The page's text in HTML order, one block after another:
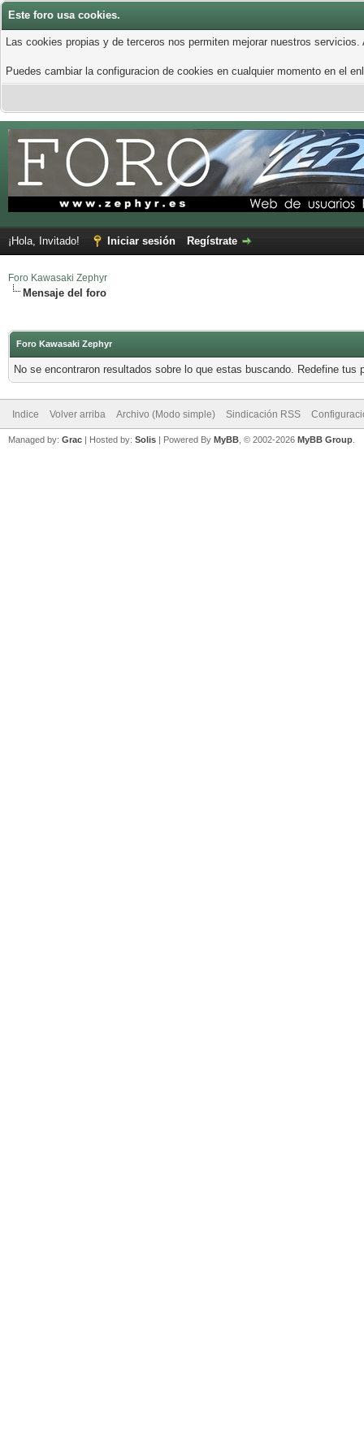
Este foro usa cookies.
Las cookies propias y de terceros nos permiten mejorar nuestros
Puedes cambiar la configuracion de cookies en cualquier momento en el
¡Hola, Invitado! Iniciar sesión Regístrate
Foro Kawasaki Zephyr
Mensaje del foro
Foro Kawasaki Zephyr
No se encontraron resultados sobre lo que estas buscando. Redefine tus
Indice Volver arriba Archivo (Modo simple) Sindicación RSS
Managed by: Grac | Hosted by: Solis | Powered By MyBB , © 2002-2026 MyBB Group